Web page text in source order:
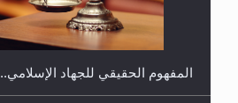
المحجبات؟
المفهوم الحقيقي للجهاد الإسلامي..